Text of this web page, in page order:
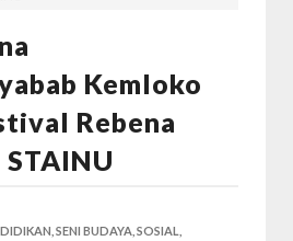
Kemloko
Rebena
SENI BUDAYA, SOSIAL,